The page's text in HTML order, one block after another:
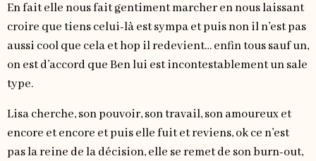
En fait elle nous fait gentiment marcher en nous laissant
croire que tiens celui-là est sympa et puis non il n’est pas
aussi cool que cela et hop il redevient… enfin tous sauf un,
on est d’accord que Ben lui est incontestablement un sale
type.
Lisa cherche, son pouvoir, son travail, son amoureux et
encore et encore et puis elle fuit et reviens, ok ce n’est
pas la reine de la décision, elle se remet de son burn-out,